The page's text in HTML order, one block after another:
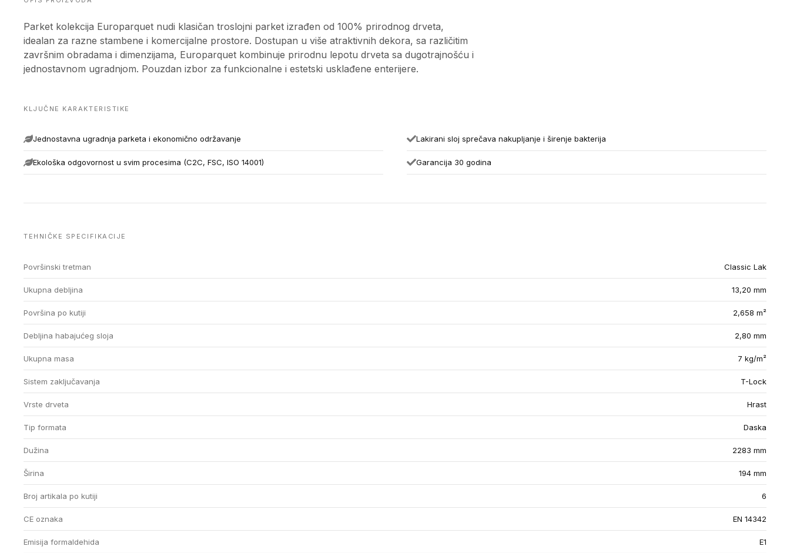
Parket kolekcija Europarquet nudi klasičan troslojni parket izrađen od 100% prirodnog drveta,
idealan za razne stambene i komercijalne prostore. Dostupan u više atraktivnih dekora, sa različitim
završnim obradama i dimenzijama, Europarquet kombinuje prirodnu lepotu drveta sa dugotrajnošću i
jednostavnom ugradnjom. Pouzdan izbor za funkcionalne i estetski usklađene enterijere.
KLJUČNE KARAKTERISTIKE
Jednostavna ugradnja parketa i ekonomično održavanje Lakirani sloj sprečava nakupljanje i širenje bakterija
Ekološka odgovornost u svim procesima (C2C, FSC, ISO 14001) Garancija 30 godina
TEHNIČKE SPECIFIKACIJE
Površinski tretman Classic Lak
Ukupna debljina 13,20 mm
Površina po kutiji 2,658 m²
Debljina habajućeg sloja 2,80 mm
Ukupna masa 7 kg/m²
Sistem zaključavanja T-Lock
Vrste drveta Hrast
Tip formata Daska
Dužina 2283 mm
Širina 194 mm
Broj artikala po kutiji 6
CE oznaka EN 14342
Emisija formaldehida E1